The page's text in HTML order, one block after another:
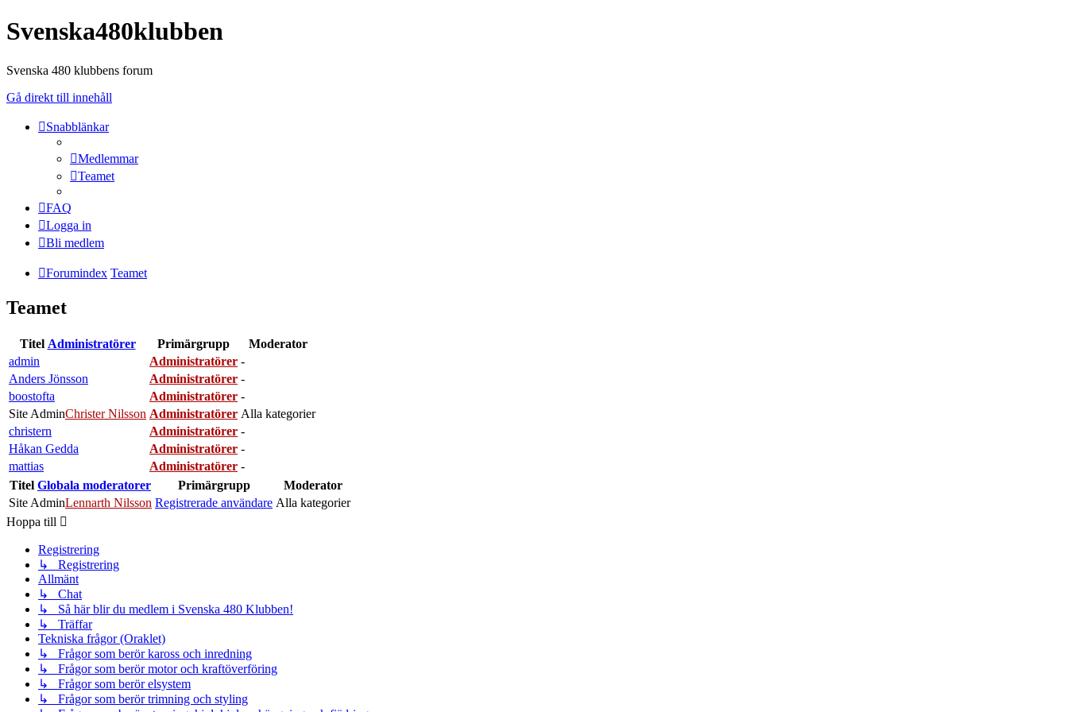
Svenska480klubben
Svenska 480 klubbens forum
Gå direkt till innehåll
Snabblänkar
Medlemmar
Teamet
FAQ
Logga in
Bli medlem
Forumindex Teamet
Teamet
Titel Administratörer Primärgrupp
Moderator
admin
Administratörer -
Anders Jönsson
Administratörer -
boostofta
Administratörer -
Site AdminChrister Nilsson Administratörer Alla kategorier
christern
Administratörer -
Håkan Gedda
Administratörer -
mattias
Administratörer -
Titel Globala moderatorer Primärgrupp
Moderator
Site AdminLennarth Nilsson Registrerade användare Alla kategorier
Hoppa till
Registrering
↳ Registrering
Allmänt
↳ Chat
↳ Så här blir du medlem i Svenska 480 Klubben!
↳ Träffar
Tekniska frågor (Oraklet)
↳ Frågor som berör kaross och inredning
↳ Frågor som berör motor och kraftöverföring
↳ Frågor som berör elsystem
↳ Frågor som berör trimning och styling